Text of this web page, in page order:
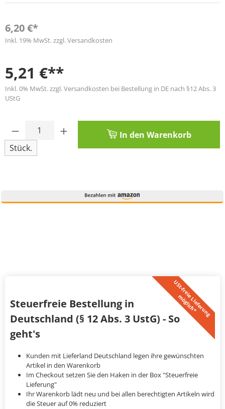
6,20 €*
Inkl. 19% MwSt. zzgl. Versandkosten
5,21 €**
Inkl. 0% MwSt. zzgl. Versandkosten bei Bestellung in DE nach §12 Abs. 3
UStG
Produkt Anzahl: Gib den gewünschten
Stück.
In den Warenkorb
U
S
t
-
f
r
e
i
e
L
i
e
f
e
r
u
n
g
m
ö
g
l
i
c
h
*
Steuerfreie Bestellung in
Deutschland (§ 12 Abs. 3 UstG) - So
geht's
Kunden mit Lieferland Deutschland legen ihre gewünschten
Artikel in den Warenkorb
Im Checkout setzen Sie den Haken in der Box "Steuerfreie
Lieferung"
Ihr Warenkorb lädt neu und bei allen berechtigten Artikeln wird
die Steuer auf 0% reduziert